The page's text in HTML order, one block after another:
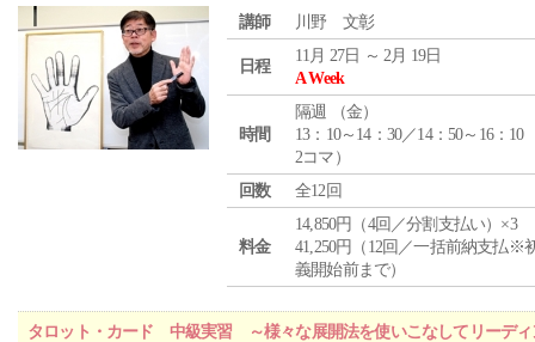
講師 川野 文彰
日程
11月 27日 ～ 2月 19日
A Week
時間
隔週 （金）
13：10～14：30／14：50～16：10
2コマ）
回数
全12回
料金
14,850円（4回／分割支払い）×3
41,250円（12回／一括前納支払※
義開始前まで）
タロット・カード 中級実習 ～様々な展開法を使いこなしてリーディ